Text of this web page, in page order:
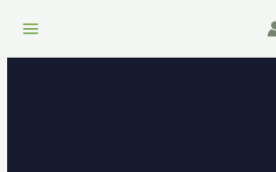
sisältöön